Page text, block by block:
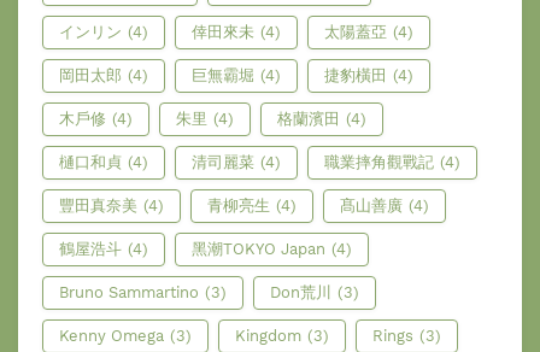
インリン (4) 倖田來未 (4) 太陽蓋亞 (4)
岡田太郎 (4) 巨無霸堀 (4) 捷豹橫田 (4)
木戶修 (4) 朱里 (4) 格蘭濱田 (4)
樋口和貞 (4) 清司麗菜 (4) 職業摔角觀戰記 (4)
豐田真奈美 (4) 青柳亮生 (4) 髙山善廣 (4)
鶴屋浩斗 (4) 黑潮TOKYO Japan (4)
Bruno Sammartino (3) Don荒川 (3)
Kenny Omega (3) Kingdom (3) Rings (3)